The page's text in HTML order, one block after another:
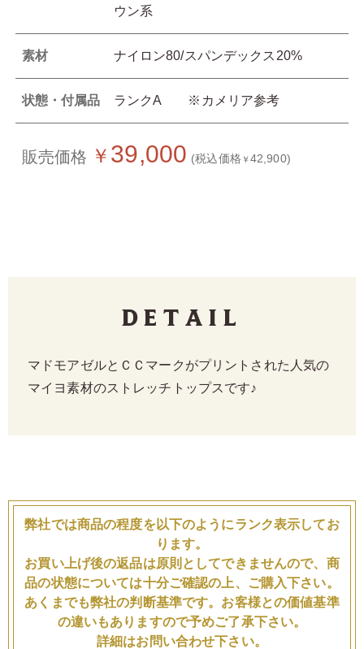
ウン系
素材 ナイロン80/スパンデックス20%
状態・付属品 ランクA ※カメリア参考
販売価格 ￥ 39,000 (税込価格 ￥42,900)
Detail
マドモアゼルとＣＣマークがプリントされた人気の
マイヨ素材のストレッチトップスです♪
弊社では商品の程度を以下のようにランク表示してお
ります。
お買い上げ後の返品は原則としてできませんので、商
品の状態については十分ご確認の上、ご購入下さい。
あくまでも弊社の判断基準です。お客様との価値基準
の違いもありますので予めご了承下さい。
詳細はお問い合わせ下さい。